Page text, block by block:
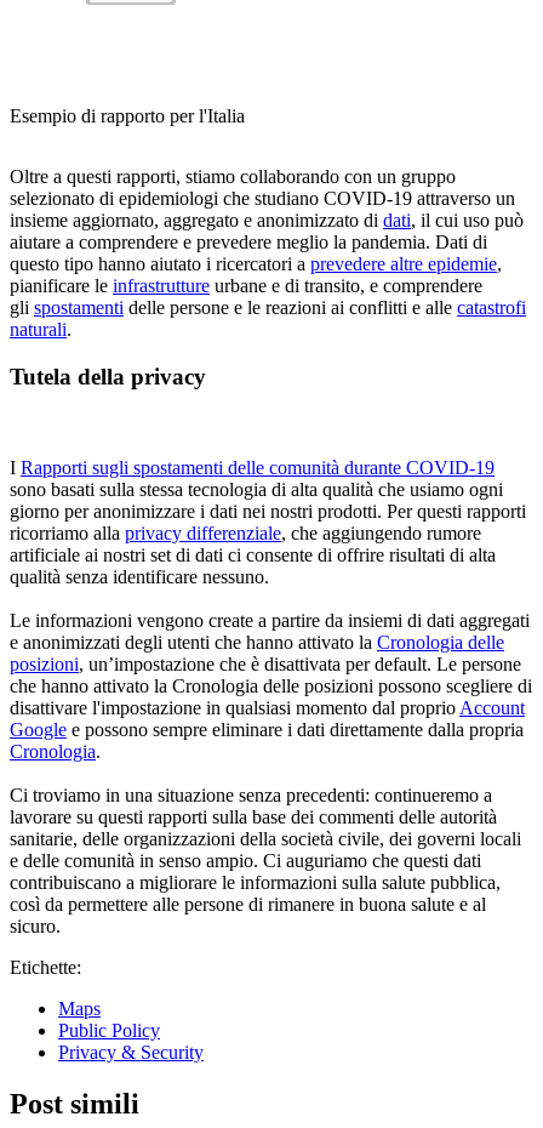
Esempio di rapporto per l'Italia
Oltre a questi rapporti, stiamo collaborando con un gruppo
selezionato di epidemiologi che studiano COVID-19 attraverso un
insieme aggiornato, aggregato e anonimizzato di dati, il cui uso può
aiutare a comprendere e prevedere meglio la pandemia. Dati di
questo tipo hanno aiutato i ricercatori a prevedere altre epidemie,
pianificare le infrastrutture urbane e di transito, e comprendere
gli spostamenti delle persone e le reazioni ai conflitti e alle catastrofi
naturali.
Tutela della privacy
I Rapporti sugli spostamenti delle comunità durante COVID-19
sono basati sulla stessa tecnologia di alta qualità che usiamo ogni
giorno per anonimizzare i dati nei nostri prodotti. Per questi rapporti
ricorriamo alla privacy differenziale, che aggiungendo rumore
artificiale ai nostri set di dati ci consente di offrire risultati di alta
qualità senza identificare nessuno.
Le informazioni vengono create a partire da insiemi di dati aggregati
e anonimizzati degli utenti che hanno attivato la Cronologia delle
posizioni, un’impostazione che è disattivata per default. Le persone
che hanno attivato la Cronologia delle posizioni possono scegliere di
disattivare l'impostazione in qualsiasi momento dal proprio Account
Google e possono sempre eliminare i dati direttamente dalla propria
Cronologia.
Ci troviamo in una situazione senza precedenti: continueremo a
lavorare su questi rapporti sulla base dei commenti delle autorità
sanitarie, delle organizzazioni della società civile, dei governi locali
e delle comunità in senso ampio. Ci auguriamo che questi dati
contribuiscano a migliorare le informazioni sulla salute pubblica,
così da permettere alle persone di rimanere in buona salute e al
sicuro.
Etichette:
Maps
Public Policy
Privacy & Security
Post simili